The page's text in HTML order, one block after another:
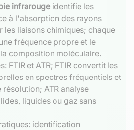
infrarouge identifie les
à l'absorption des rayons
les liaisons chimiques; chaque
fréquence propre et le
composition moléculaire.
FTIR et ATR; FTIR convertit les
en spectres fréquentiels et
résolution; ATR analyse
liquides ou gaz sans
identification